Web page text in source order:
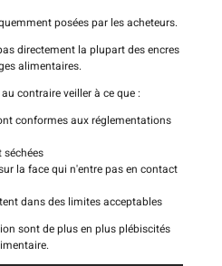
posées par les acheteurs.
directement la plupart des encres
alimentaires.
contraire veiller à ce que :
conformes aux réglementations
séchées
la face qui n'entre pas en contact
dans des limites acceptables
sont de plus en plus plébiscités